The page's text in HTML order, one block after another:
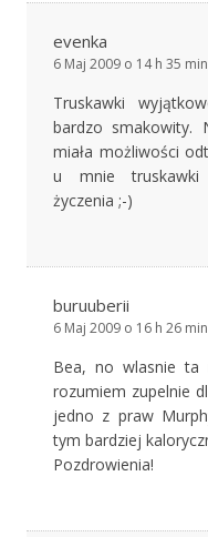
evenka
6 Maj 2009 o 14 h 35 min
Truskawki
bardzo smakowity.
miała możliwości
u mnie
życzenia ;-)
buruuberii
6 Maj 2009 o 16 h 26 min
Bea, no wlasnie
rozumiem zupelnie
jedno z praw
tym bardziej
Pozdrowienia!